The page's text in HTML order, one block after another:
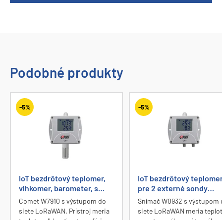
Podobné produkty
-5%
IoT bezdrôtový teplomer,
vlhkomer, barometer, s
výstupom do siete
LoRaWAN
Comet W7910 s výstupom do
siete LoRaWAN. Prístroj meria
-5%
IoT bezdrôtový
pre 2 externé sondy
Pt1000, s výstupom do
siete LoRaWAN
Snímač W0932 s výstupom
siete LoRaWAN meria